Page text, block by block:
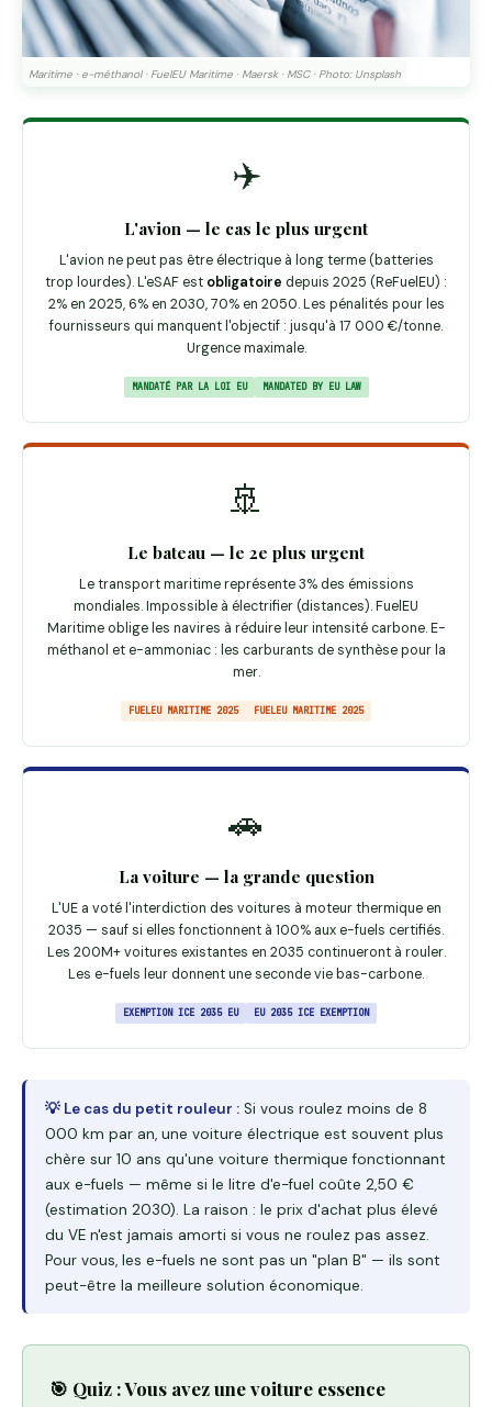
Maritime · e-méthanol · FuelEU Maritime · Maersk · MSC · Photo: Unsplash
✈️
L'avion — le cas le plus urgent
L'avion ne peut pas être électrique à long terme (batteries
trop lourdes). L'eSAF est obligatoire depuis 2025 (ReFuelEU) :
2% en 2025, 6% en 2030, 70% en 2050. Les pénalités pour les
fournisseurs qui manquent l'objectif : jusqu'à 17 000 €/tonne.
Urgence maximale.
MANDATÉ PAR LA LOI EU MANDATED BY EU LAW
🚢
Le bateau — le 2e plus urgent
Le transport maritime représente 3% des émissions
mondiales. Impossible à électrifier (distances). FuelEU
Maritime oblige les navires à réduire leur intensité carbone. E-
méthanol et e-ammoniac : les carburants de synthèse pour la
mer.
FUELEU MARITIME 2025 FUELEU MARITIME 2025
🚗
La voiture — la grande question
L'UE a voté l'interdiction des voitures à moteur thermique en
2035 — sauf si elles fonctionnent à 100% aux e-fuels certifiés.
Les 200M+ voitures existantes en 2035 continueront à rouler.
Les e-fuels leur donnent une seconde vie bas-carbone.
EXEMPTION ICE 2035 EU EU 2035 ICE EXEMPTION
💡 Le cas du petit rouleur :Si vous roulez moins de 8
000 km par an, une voiture électrique est souvent plus
chère sur 10 ans qu'une voiture thermique fonctionnant
aux e-fuels — même si le litre d'e-fuel coûte 2,50 €
(estimation 2030). La raison : le prix d'achat plus élevé
du VE n'est jamais amorti si vous ne roulez pas assez.
Pour vous, les e-fuels ne sont pas un "plan B" — ils sont
peut-être la meilleure solution économique.
🎯 Quiz : Vous avez une voiture essence